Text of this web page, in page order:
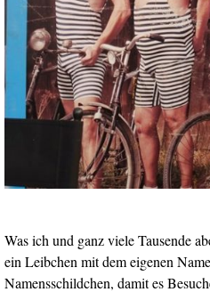
Was ich und ganz viele Tausende
ein Leibchen mit dem eigenen
Namensschildchen, damit es